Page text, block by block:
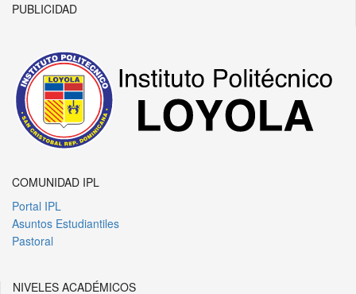
PUBLICIDAD
COMUNIDAD IPL
Portal IPL
Asuntos Estudiantiles
Pastoral
NIVELES ACADÉMICOS